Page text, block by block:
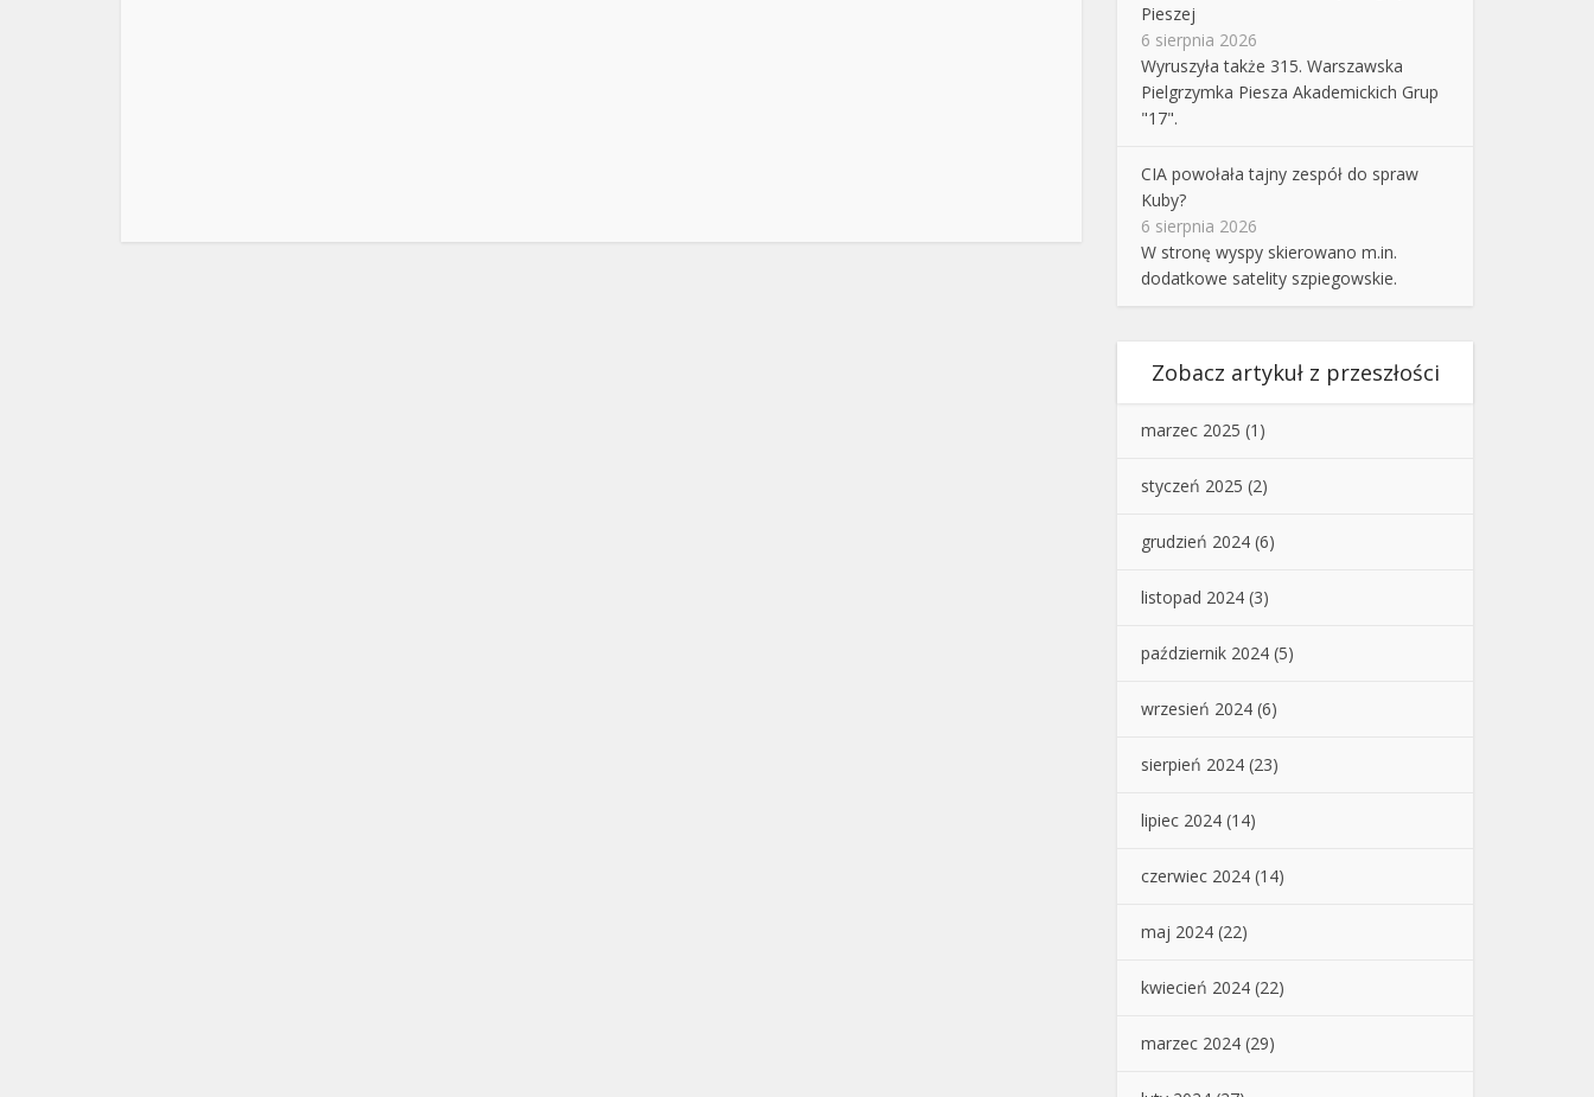
Pieszej
6 sierpnia 2026
Wyruszyła także 315. Warszawska
Pielgrzymka Piesza Akademickich Grup
"17".
CIA powołała tajny zespół do spraw
Kuby?
6 sierpnia 2026
W stronę wyspy skierowano m.in.
dodatkowe satelity szpiegowskie.
Zobacz artykuł z przeszłości
marzec 2025 (1)
styczeń 2025 (2)
grudzień 2024 (6)
listopad 2024 (3)
październik 2024 (5)
wrzesień 2024 (6)
sierpień 2024 (23)
lipiec 2024 (14)
czerwiec 2024 (14)
maj 2024 (22)
kwiecień 2024 (22)
marzec 2024 (29)